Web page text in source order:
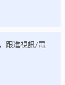
跟進視訊/電